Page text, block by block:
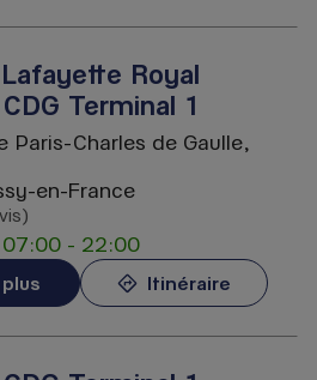
Royal
Terminal 1
Paris-Charles de Gaulle,
en-France
sur 5
07:00 - 22:00
Itinéraire